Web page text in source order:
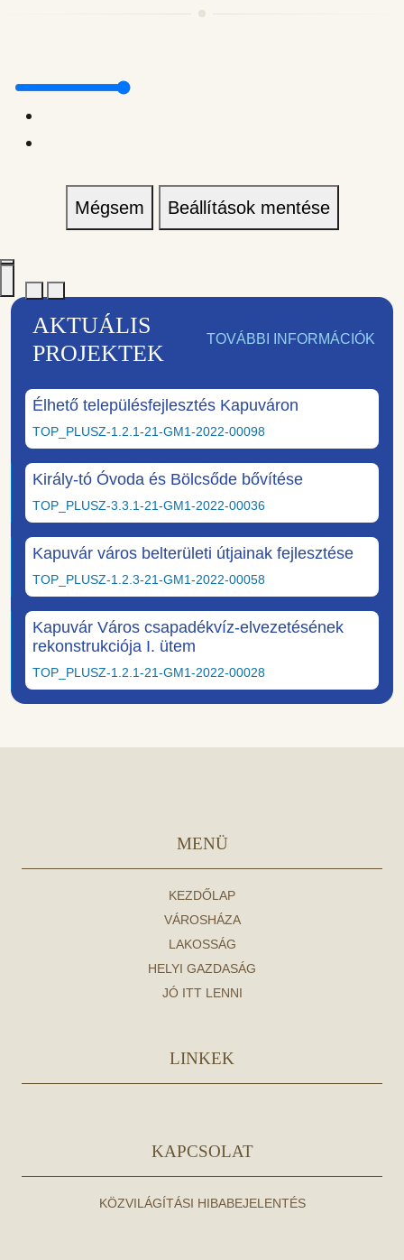
Mégsem Beállítások mentése
AKTUÁLIS
PROJEKTEK
TOVÁBBI INFORMÁCIÓK
Élhető településfejlesztés Kapuváron
TOP_PLUSZ-1.2.1-21-GM1-2022-00098
Király-tó Óvoda és Bölcsőde bővítése
TOP_PLUSZ-3.3.1-21-GM1-2022-00036
Kapuvár város belterületi útjainak fejlesztése
TOP_PLUSZ-1.2.3-21-GM1-2022-00058
Kapuvár Város csapadékvíz-elvezetésének
rekonstrukciója I. ütem
TOP_PLUSZ-1.2.1-21-GM1-2022-00028
MENÜ
KEZDŐLAP
VÁROSHÁZA
LAKOSSÁG
HELYI GAZDASÁG
JÓ ITT LENNI
LINKEK
KAPCSOLAT
KÖZVILÁGÍTÁSI HIBABEJELENTÉS